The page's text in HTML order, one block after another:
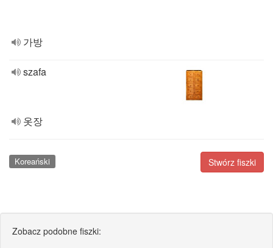
가방
szafa
옷장
Stwórz fiszki
Koreański
Zobacz podobne fiszki: